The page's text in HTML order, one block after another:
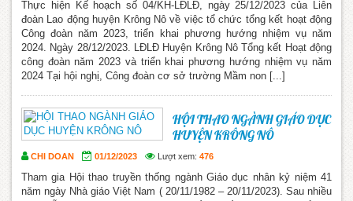
Thực hiện Kế hoạch số 04/KH-LĐLĐ, ngày 25/12/2023 của Liên
đoàn Lao động huyện Krông Nô về việc tổ chức tổng kết hoạt động
Công đoàn năm 2023, triển khai phương hướng nhiệm vụ năm
2024. Ngày 28/12/2023. LĐLĐ Huyện Krông Nô Tổng kết Hoạt động
công đoàn năm 2023 và triển khai phương hướng nhiệm vụ năm
2024 Tại hội nghị, Công đoàn cơ sở trường Mầm non [...]
HỘI THAO NGÀNH GIÁO DỤC
HUYỆN KRÔNG NÔ
CHI DOAN 01/12/2023 Lượt xem: 476
Tham gia Hội thao truyền thống ngành Giáo dục nhân kỷ niệm 41
năm ngày Nhà giáo Việt Nam ( 20/11/1982 – 20/11/2023). Sau nhiều